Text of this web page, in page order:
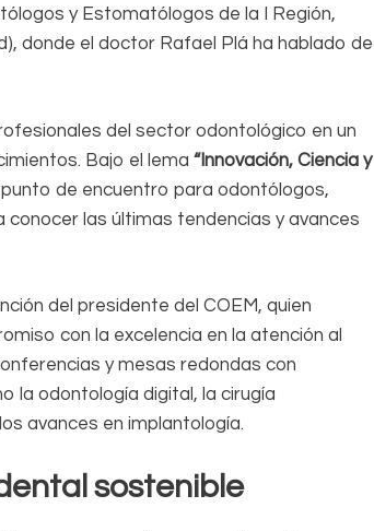
y Estomatólogos de la I Región,
donde el doctor Rafael Plá ha hablado de
del sector odontológico en un
Bajo el lema “Innovación, Ciencia y
de encuentro para odontólogos,
las últimas tendencias y avances
del presidente del COEM, quien
con la excelencia en la atención al
y mesas redondas con
la odontología digital, la cirugía
avances en implantología.
sostenible